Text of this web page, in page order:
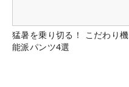
猛暑を乗り切る！ こだわり機
能派パンツ4選